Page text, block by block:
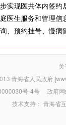
实现医共体内签
医生服务和管理
、预约挂号、慢病
青海省人民政府
号-4号政府网
技术支持： 青海省